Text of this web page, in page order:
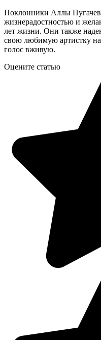
Поклонники Аллы
жизнерадостностью и
лет жизни. Они также
свою любимую артистку
голос вживую.
Оцените статью